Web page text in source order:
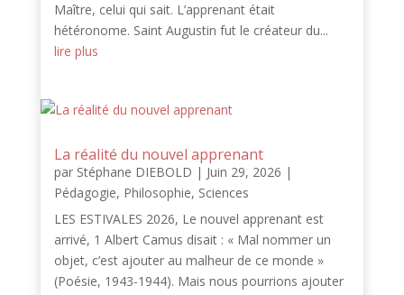
Maître, celui qui sait. L’apprenant était
hétéronome. Saint Augustin fut le créateur du...
lire plus
La réalité du nouvel apprenant
par Stéphane DIEBOLD | Juin 29, 2026 |
Pédagogie, Philosophie, Sciences
LES ESTIVALES 2026, Le nouvel apprenant est
arrivé, 1 Albert Camus disait : « Mal nommer un
objet, c’est ajouter au malheur de ce monde »
(Poésie, 1943-1944). Mais nous pourrions ajouter